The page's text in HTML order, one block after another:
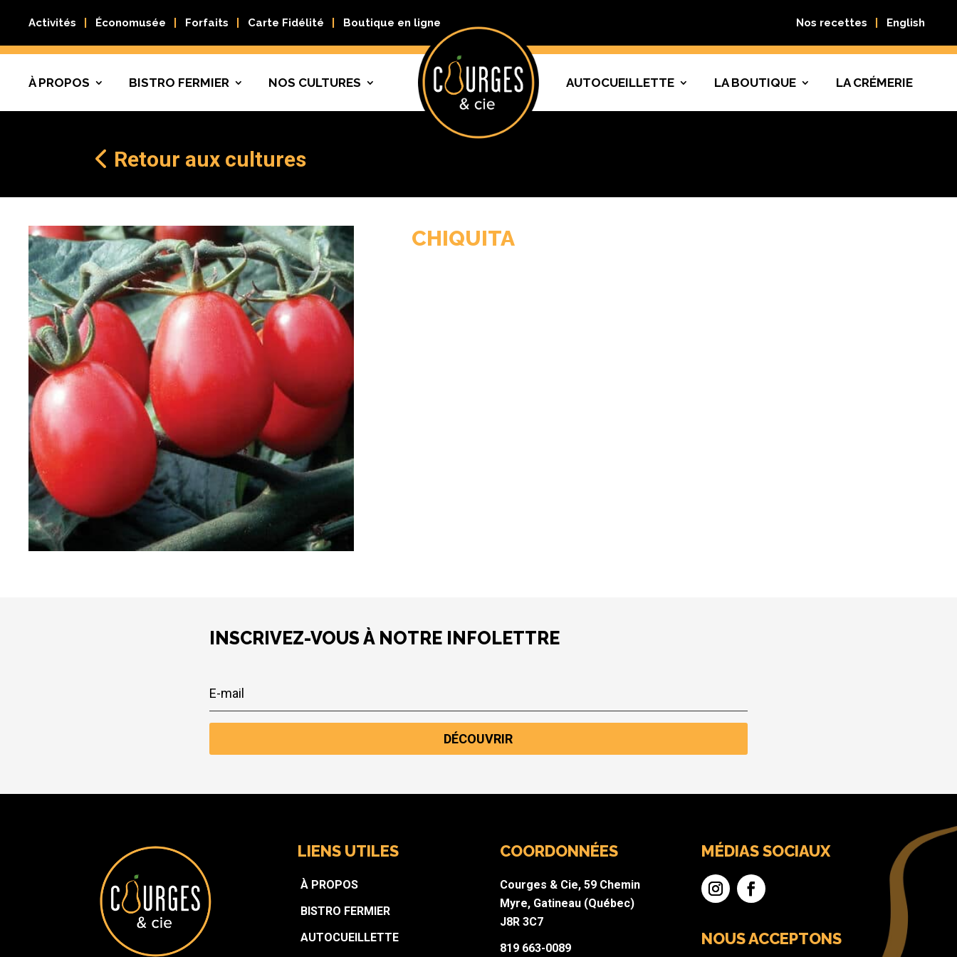
Activités Économusée Forfaits Carte Fidélité Boutique en ligne Nos recettes English
À PROPOS BISTRO FERMIER NOS CULTURES AUTOCUEILLETTE LA BOUTIQUE LA CRÉMERIE
Retour aux cultures
CHIQUITA
INSCRIVEZ-VOUS À NOTRE INFOLETTRE
DÉCOUVRIR
LIENS UTILES
À PROPOS
BISTRO FERMIER
AUTOCUEILLETTE
COORDONNÉES
Courges & Cie, 59 Chemin
Myre, Gatineau (Québec)
J8R 3C7
819 663-0089
MÉDIAS SOCIAUX
NOUS ACCEPTONS